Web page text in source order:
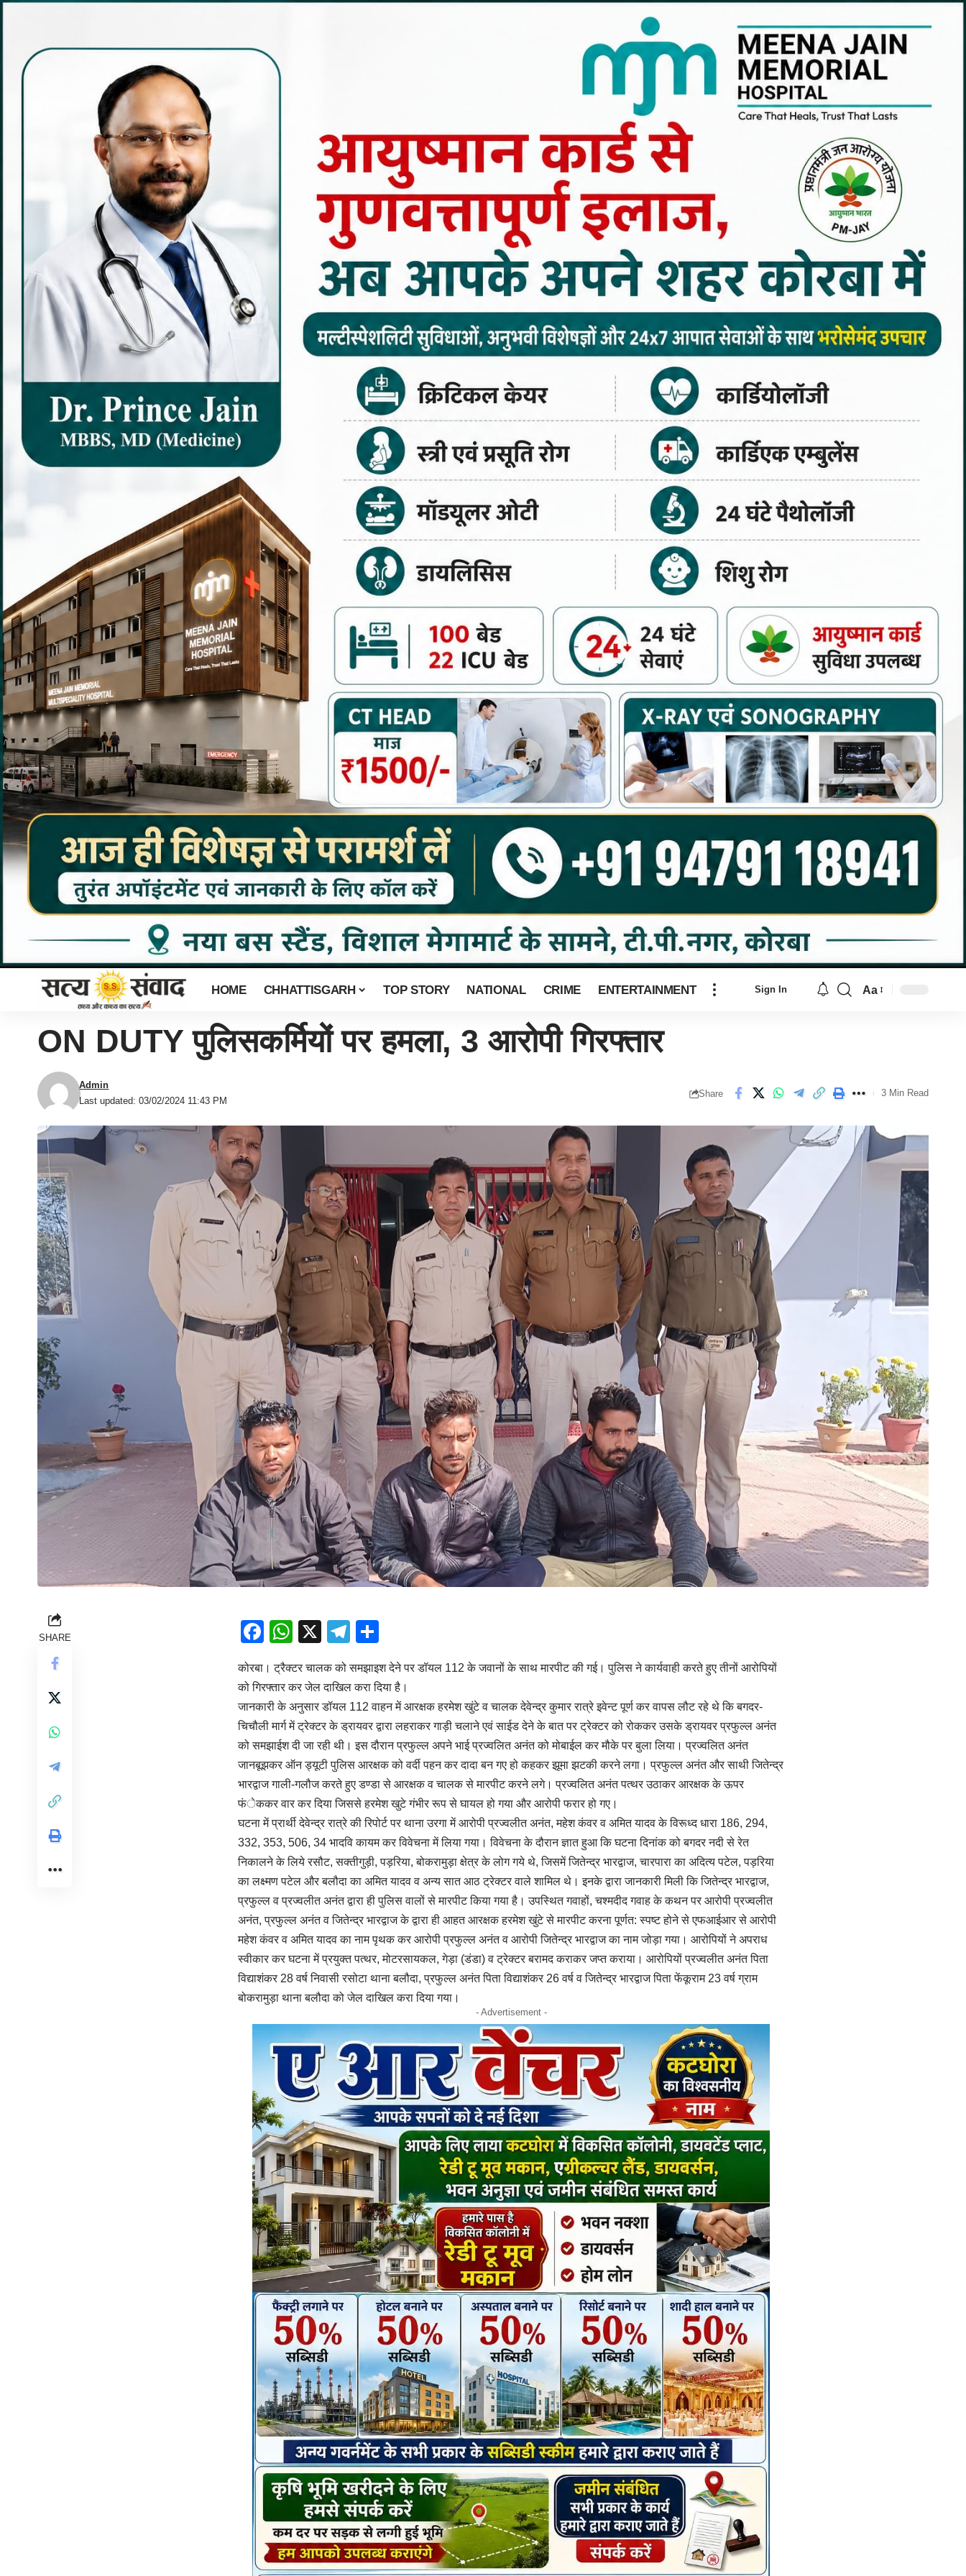
HOME CHHATTISGARH TOP STORY NATIONAL CRIME ENTERTAINMENT Sign In Aa
ON DUTY पुलिसकर्मियों पर हमला, 3 आरोपी गिरफ्तार
Last updated: 03/02/2024 11:43 PM
Admin
Share 3 Min Read
SHARE Facebook
WhatsApp
X Telegram
कोरबा। ट्रैक्टर चालक को समझाइश देने पर डॉयल 112 के जवानों के साथ मारपीट की गई। पुलिस ने कार्यवाही करते हुए तीनों आरोपियों
को गिरफ्तार कर जेल दाखिल करा दिया है।
जानकारी के अनुसार डॉयल 112 वाहन में आरक्षक हरमेश खुंटे व चालक देवेन्द्र कुमार रात्रे इवेन्ट पूर्ण कर वापस लौट रहे थे कि बगदर-
चिचौली मार्ग में ट्रेक्टर के ड्रायवर द्वारा लहराकर गाड़ी चलाने एवं साईड देने के बात पर ट्रेक्टर को रोककर उसके ड्रायवर प्रफुल्ल अनंत
को समझाईश दी जा रही थी। इस दौरान प्रफुल्ल अपने भाई प्रज्वलित अनंत को मोबाईल कर मौके पर बुला लिया। प्रज्वलित अनंत
जानबूझकर ऑन ड्यूटी पुलिस आरक्षक को वर्दी पहन कर दादा बन गए हो कहकर झूमा झटकी करने लगा। प्रफुल्ल अनंत और साथी जितेन्द्र
भारद्वाज गाली-गलौज करते हुए डण्डा से आरक्षक व चालक से मारपीट करने लगे। प्रज्वलित अनंत पत्थर उठाकर आरक्षक के ऊपर
फंेककर वार कर दिया जिससे हरमेश खुटे गंभीर रूप से घायल हो गया और आरोपी फरार हो गए।
घटना में प्रार्थी देवेन्द्र रात्रे की रिपोर्ट पर थाना उरगा में आरोपी प्रज्वलीत अनंत, महेश कंवर व अमित यादव के विरूध्द धारा 186, 294,
332, 353, 506, 34 भादवि कायम कर विवेचना में लिया गया। विवेचना के दौरान ज्ञात हुआ कि घटना दिनांक को बगदर नदी से रेत
निकालने के लिये रसौट, सक्तीगुड़ी, पड़रिया, बोकरामुड़ा क्षेत्र के लोग गये थे, जिसमें जितेन्द्र भारद्वाज, चारपारा का अदित्य पटेल, पड़रिया
का लक्ष्मण पटेल और बलौदा का अमित यादव व अन्य सात आठ ट्रेक्टर वाले शामिल थे। इनके द्वारा जानकारी मिली कि जितेन्द्र भारद्वाज,
प्रफुल्ल व प्रज्वलीत अनंत द्वारा ही पुलिस वालों से मारपीट किया गया है। उपस्थित गवाहों, चश्मदीद गवाह के कथन पर आरोपी प्रज्वलीत
अनंत, प्रफुल्ल अनंत व जितेन्द्र भारद्वाज के द्वारा ही आहत आरक्षक हरमेश खुंटे से मारपीट करना पूर्णत: स्पष्ट होने से एफआईआर से आरोपी
महेश कंवर व अमित यादव का नाम पृथक कर आरोपी प्रफुल्ल अनंत व आरोपी जितेन्द्र भारद्वाज का नाम जोड़ा गया। आरोपियों ने अपराध
स्वीकार कर घटना में प्रयुक्त पत्थर, मोटरसायकल, गेड़ा (डंडा) व ट्रेक्टर बरामद कराकर जप्त कराया। आरोपियों प्रज्वलीत अनंत पिता
विद्याशंकर 28 वर्ष निवासी रसोटा थाना बलौदा, प्रफुल्ल अनंत पिता विद्याशंकर 26 वर्ष व जितेन्द्र भारद्वाज पिता फेंकूराम 23 वर्ष ग्राम
बोकरामुड़ा थाना बलौदा को जेल दाखिल करा दिया गया।
- Advertisement -